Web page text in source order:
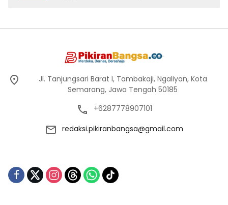
Jl. Tanjungsari Barat I, Tambakaji, Ngaliyan, Kota
Semarang, Jawa Tengah 50185
+6287778907101
redaksi.pikiranbangsa@gmail.com